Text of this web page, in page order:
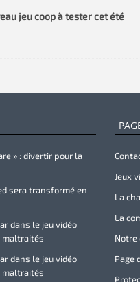
jeu coop à tester cet été
» : divertir pour la
sera transformé en
dans le jeu vidéo
maltraités
dans le jeu vidéo
maltraités
Jeux
La
La
Notre
Page